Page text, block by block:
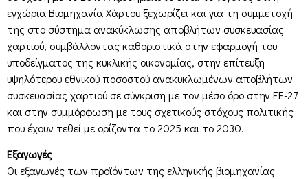
εγχώρια Βιομηχανία Χάρτου ξεχωρίζει και για τη συμμετοχή
της στο σύστημα ανακύκλωσης αποβλήτων συσκευασίας
χαρτιού, συμβάλλοντας καθοριστικά στην εφαρμογή του
υποδείγματος της κυκλικής οικονομίας, στην επίτευξη
υψηλότερου εθνικού ποσοστού ανακυκλωμένων αποβλήτων
συσκευασίας χαρτιού σε σύγκριση με τον μέσο όρο στην ΕΕ-27
και στην συμμόρφωση με τους σχετικούς στόχους πολιτικής
που έχουν τεθεί με ορίζοντα το 2025 και το 2030.
Εξαγωγές
Οι εξαγωγές των προϊόντων της ελληνικής βιομηχανίας